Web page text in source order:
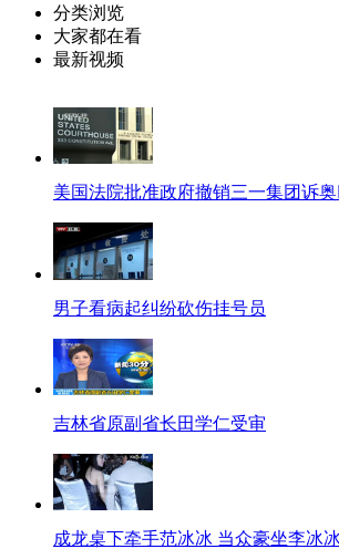
分类浏览
大家都在看
最新视频
美国法院批准政府撤销三一集团诉
男子看病起纠纷砍伤挂号员
吉林省原副省长田学仁受审
成龙桌下牵手范冰冰 当众豪坐李冰